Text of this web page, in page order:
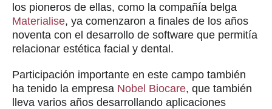
los pioneros de ellas, como la compañía belga
Materialise, ya comenzaron a finales de los años
noventa con el desarrollo de software que permitía
relacionar estética facial y dental.
Participación importante en este campo también
ha tenido la empresa Nobel Biocare, que también
lleva varios años desarrollando aplicaciones